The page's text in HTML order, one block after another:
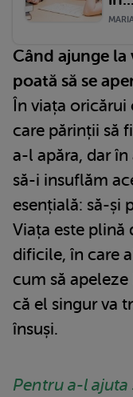
Când ajunge la
poată să se
În viața
care părinții să
a-l apăra, dar
să-i insuflăm
esențială: să-și
Viața este
dificile, în care
cum să
că el singur va
însuși.
Pentru a-l ajuta